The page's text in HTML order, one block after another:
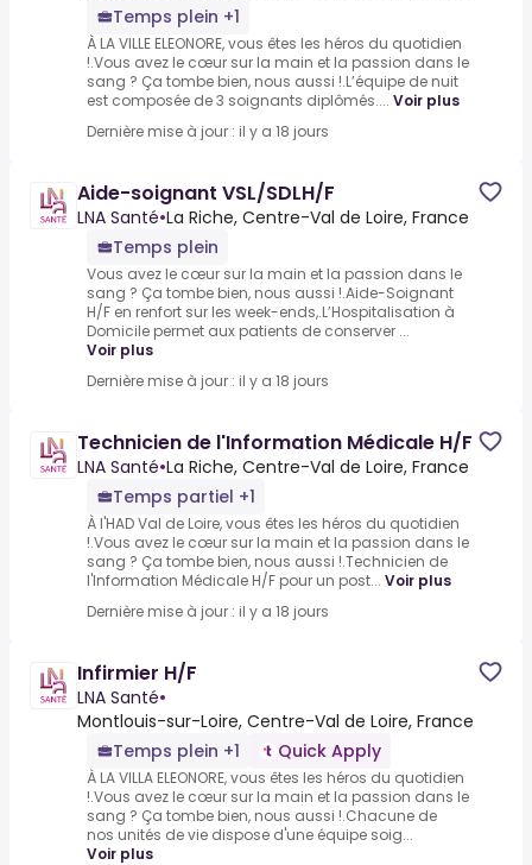
Temps plein +1
À LA VILLE ELEONORE, vous êtes les héros du quotidien
!.Vous avez le cœur sur la main et la passion dans le
sang ? Ça tombe bien, nous aussi !.L’équipe de nuit
est composée de 3 soignants diplômés.... Voir plus
Dernière mise à jour : il y a 18 jours
Aide-soignant VSL/SDLH/F
LNA Santé•La Riche, Centre-Val de Loire, France
Temps plein
Vous avez le cœur sur la main et la passion dans le
sang ? Ça tombe bien, nous aussi !.Aide-Soignant
H/F en renfort sur les week-ends,.L’Hospitalisation à
Domicile permet aux patients de conserver ...
Voir plus
Dernière mise à jour : il y a 18 jours
Technicien de l'Information Médicale H/F
LNA Santé•La Riche, Centre-Val de Loire, France
Temps partiel +1
À l'HAD Val de Loire, vous êtes les héros du quotidien
!.Vous avez le cœur sur la main et la passion dans le
sang ? Ça tombe bien, nous aussi !.Technicien de
l'Information Médicale H/F pour un post... Voir plus
Dernière mise à jour : il y a 18 jours
Infirmier H/F
LNA Santé•
Montlouis-sur-Loire, Centre-Val de Loire, France
Temps plein +1
Quick Apply
À LA VILLA ELEONORE, vous êtes les héros du quotidien
!.Vous avez le cœur sur la main et la passion dans le
sang ? Ça tombe bien, nous aussi !.Chacune de
nos unités de vie dispose d'une équipe soig...
Voir plus